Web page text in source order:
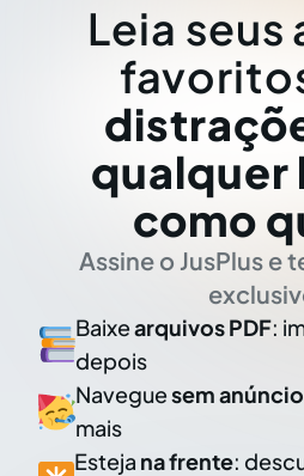
Leia
qualquer
como
Assine o JusPlus e
Baixearquivos PDF:
depois
Naveguesem
mais
Esteja na frente: